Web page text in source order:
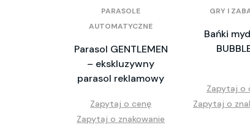
PARASOLE
AUTOMATYCZNE
Parasol GENTLEMEN
– ekskluzywny
parasol reklamowy
Zapytaj o cenę
Zapytaj o znakowanie
GRY I
Bańki
Zapytaj o
Zapytaj o